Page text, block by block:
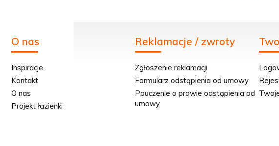
O nas
Inspiracje
Kontakt
O nas
Projekt łazienki
Reklamacje / zwroty
Zgłoszenie reklamacji
Formularz odstąpienia od umowy
Pouczenie o prawie odstąpienia od
umowy